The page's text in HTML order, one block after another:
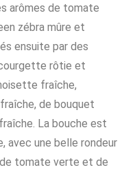
arômes de tomate
zébra mûre et
ensuite par des
rôtie et
fraîche,
de bouquet
La bouche est
avec une belle rondeur
tomate verte et de